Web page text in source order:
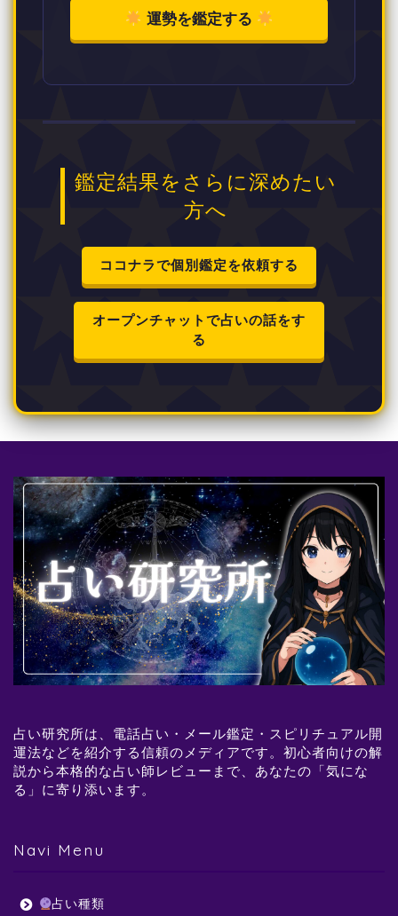
運勢を鑑定する
鑑定結果をさらに深めたい
方へ
ココナラで個別鑑定を依頼する
オープンチャットで占いの話をす
る
占い研究所は、電話占い・メール鑑定・スピリチュアル開
運法などを紹介する信頼のメディアです。初心者向けの解
説から本格的な占い師レビューまで、あなたの「気にな
る」に寄り添います。
Navi Menu
占い種類